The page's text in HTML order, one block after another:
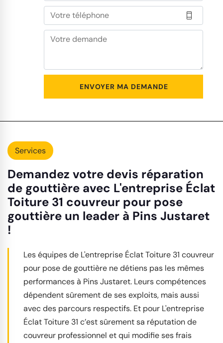
Services
Demandez votre devis réparation
de gouttière avec L'entreprise Éclat
Toiture 31 couvreur pour pose
gouttière un leader à Pins Justaret
!
Les équipes de L'entreprise Éclat Toiture 31 couvreur
pour pose de gouttière ne détiens pas les mêmes
performances à Pins Justaret. Leurs compétences
dépendent sûrement de ses exploits, mais aussi
avec des parcours respectifs. Et pour L'entreprise
Éclat Toiture 31 c’est sûrement sa réputation de
couvreur professionnel et qui modifie ses frais